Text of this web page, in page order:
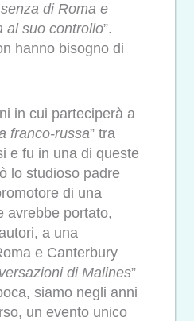
di Roma e
al suo controllo”.
hanno bisogno di
in cui parteciperà a
franco-russa” tra
e fu in una di queste
lo studioso padre
di una
avrebbe portato,
a una
e Canterbury
di Malines”
siamo negli anni
un evento unico